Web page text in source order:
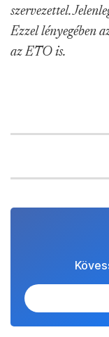
szervezettel.
Ezzel lényegében
az ETO is.